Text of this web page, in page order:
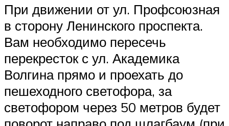
При движении от ул. Профсоюзная
в сторону Ленинского проспекта.
Вам необходимо пересечь
перекресток с ул. Академика
Волгина прямо и проехать до
пешеходного светофора, за
светофором через 50 метров будет